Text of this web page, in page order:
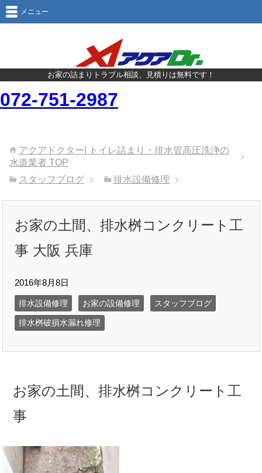
お家の詰まりトラブル相談、見積りは無料です！
072-751-2987
メニュー
アクアドクター| トイレ詰まり・排水管高圧洗浄の
水道業者 TOP
スタッフブログ
排水設備修理
お家の土間、排水桝コンクリート工
事 大阪 兵庫
2016年8月8日
排水設備修理 お家の設備修理 スタッフブログ
排水桝破損水漏れ修理
お家の土間、排水桝コンクリート工
事